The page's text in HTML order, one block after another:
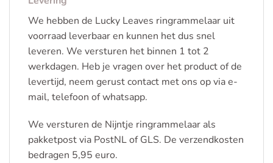
We hebben de Lucky Leaves ringrammelaar uit
voorraad leverbaar en kunnen het dus snel
leveren. We versturen het binnen 1 tot 2
werkdagen. Heb je vragen over het product of de
levertijd, neem gerust contact met ons op via e-
mail, telefoon of whatsapp.
We versturen de Nijntje ringrammelaar als
pakketpost via PostNL of GLS. De verzendkosten
bedragen 5,95 euro.